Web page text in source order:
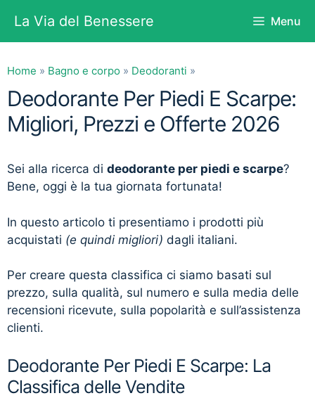
contenuto
La Via del Benessere Menu
Home » Bagno e corpo » Deodoranti »
Deodorante Per Piedi E Scarpe:
Migliori, Prezzi e Offerte 2026
Sei alla ricerca di deodorante per piedi e scarpe?
Bene, oggi è la tua giornata fortunata!
In questo articolo ti presentiamo i prodotti più
acquistati (e quindi migliori) dagli italiani.
Per creare questa classifica ci siamo basati sul
prezzo, sulla qualità, sul numero e sulla media delle
recensioni ricevute, sulla popolarità e sull’assistenza
clienti.
Deodorante Per Piedi E Scarpe: La
Classifica delle Vendite